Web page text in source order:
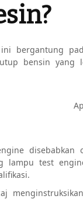
ini bergantung
bensin yang
disebabkan
lampu test